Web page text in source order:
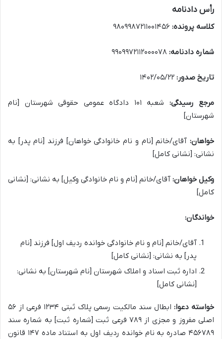
رأس دادنامه
کلاسه پرونده:
شماره دادنامه:
تاریخ صدور:
مرجع رسیدگی:
شعبه ۱۰۱ دادگاه عمومی حقوقی شهرستان [نام
شهرستان]
خواهان: آقای/خانم [نام و نام خانوادگی خواهان] فرزند [نام پدر] به
نشانی: [نشانی کامل]
وکیل خواهان: آقای/خانم [نام و نام خانوادگی وکیل] به نشانی: [نشانی
کامل]
خواندگان:
آقای/خانم [نام و نام خانوادگی خوانده ردیف اول] فرزند [نام
پدر] به نشانی: [نشانی کامل]
اداره ثبت اسناد و املاک شهرستان [نام شهرستان] به نشانی:
[نشانی کامل]
خواسته دعوا:
ابطال سند مالکیت رسمی پلاک ثبتی ۱۲۳۴ فرعی از ۵۶
اصلی مفروز و مجزی از ۷۸۹ فرعی ثبت [شماره ثبت] به شماره سند
۴۵۶۷۸۹ صادره به نام خوانده ردیف اول به استناد ماده ۱۴۷ قانون